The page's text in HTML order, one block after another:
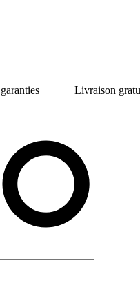
garanties | Livraison